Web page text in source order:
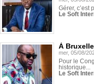
Gérer, c’est
Le Soft
À
mer, 05/08/
Pour le
historique...
Le Soft